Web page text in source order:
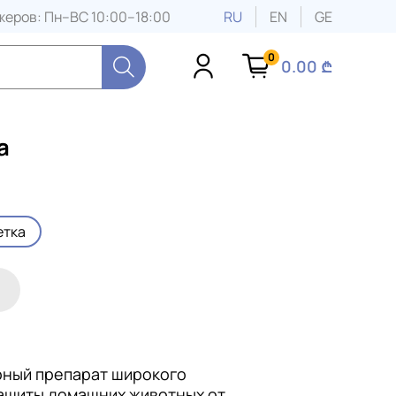
Пн–ВС 10:00–18:00 RU EN GE
0 0.00 ₾
препарат широкого